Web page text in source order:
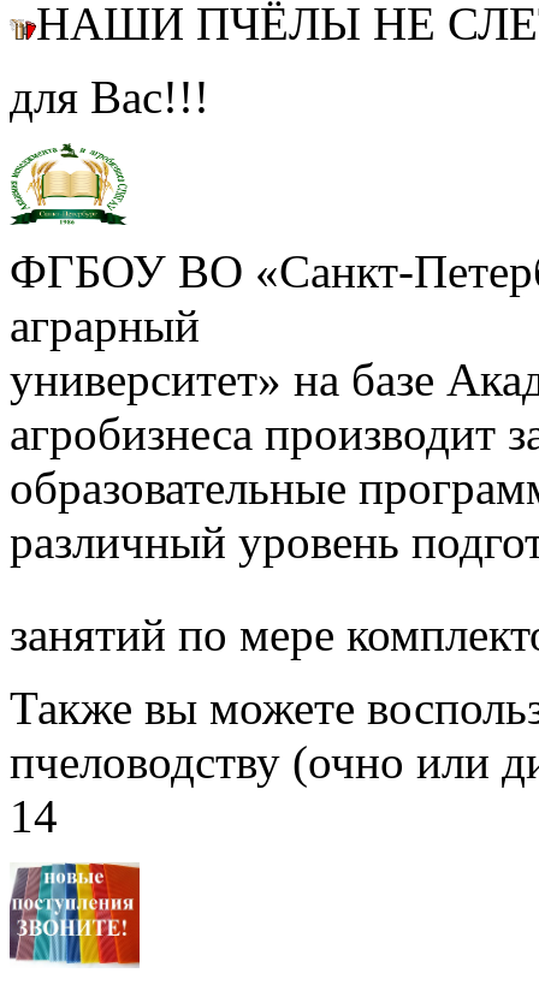
НАШИ ПЧЁЛЫ НЕ
для Вас!!!
ФГБОУ ВО «Санкт-
аграрный
университет» на базе
агробизнеса производит
образовательные
различный уровень
занятий по мере
Также вы можете
пчеловодству (очно или
14